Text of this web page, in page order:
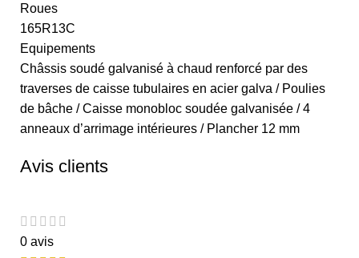
Roues
165R13C
Equipements
Châssis soudé galvanisé à chaud renforcé par des
traverses de caisse tubulaires en acier galva / Poulies
de bâche / Caisse monobloc soudée galvanisée / 4
anneaux d’arrimage intérieures / Plancher 12 mm
Avis clients
0 avis